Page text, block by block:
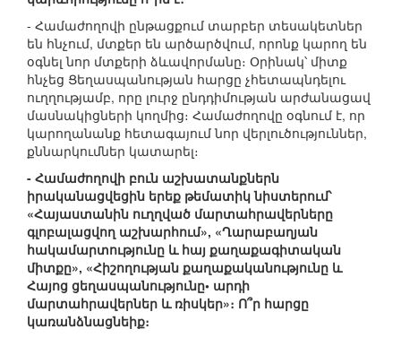
- Համաժողովի ընթացքում տարբեր տեսակետներ
են հնչում, մտքեր են արծարծվում, որոնք կարող են
օգնել նոր մտքերի ձևավորմանը։ Օրինակ՝ միտք
հնչեց Ցեղասպանության հարցը չհետապնդելու
ուղղությամբ, որը լուրջ ընդդիմության արժանացավ
մասնակիցների կողմից։ Համաժողովը օգնում է, որ
կարողանանք հետագայում նոր վերլուծություններ,
քննարկումներ կատարել։
- Համաժողովի բուն աշխատանքներն
իրականացվեցին երեք թեմատիկ նիստերում՝
«Հայաստանին ուղղված մարտահրավերները
գլոբալացվող աշխարհում», «Ղարաբաղյան
հակամարտությունը և հայ քաղաքագիտական
միտքը», «Հիշողության քաղաքականությունը և
Հայոց ցեղասպանությունը• արդի
մարտահրավերներ և ռիսկեր»։ Ո՞ր հարցը
կառանձնացնեիք։